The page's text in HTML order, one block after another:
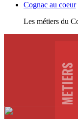
Cognac au coeur
Les métiers du
METIERS